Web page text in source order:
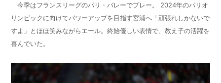
今季はフランスリーグのパリ・バレーでプレー。 2024年のパリオ
リンピックに向けてパワーアップを目指す宮浦へ「頑張れしかないで
すよ」とほほ笑みながらエール。終始優しい表情で、教え子の活躍を
喜んでいた。